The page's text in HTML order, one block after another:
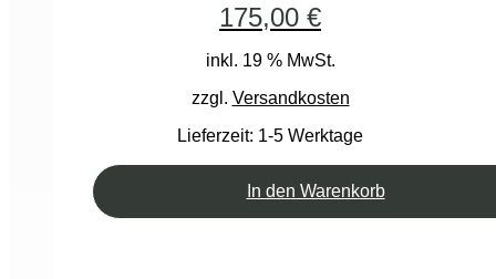
175,00 €
inkl. 19 % MwSt.
zzgl. Versandkosten
Lieferzeit: 1-5 Werktage
In den Warenkorb